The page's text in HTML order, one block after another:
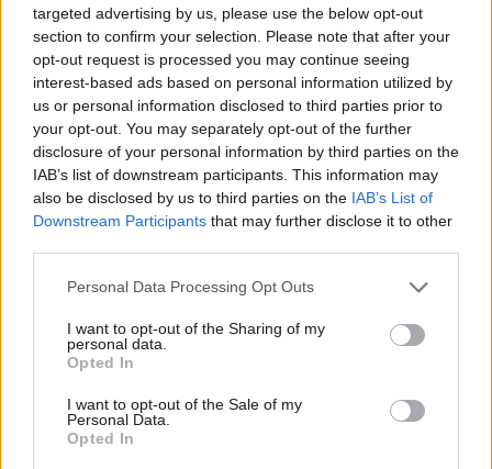
targeted advertising by us, please use the below opt-out
section to confirm your selection. Please note that after your
opt-out request is processed you may continue seeing
interest-based ads based on personal information utilized by
us or personal information disclosed to third parties prior to
your opt-out. You may separately opt-out of the further
disclosure of your personal information by third parties on the
IAB’s list of downstream participants. This information may
also be disclosed by us to third parties on the IAB’s List of
Downstream Participants that may further disclose it to other
Personal Data Processing Opt Outs
I want to opt-out of the Sharing of my
personal data.
Opted In
I want to opt-out of the Sale of my
Personal Data.
Opted In
Navigation
de
l’article
Précédent Suivant